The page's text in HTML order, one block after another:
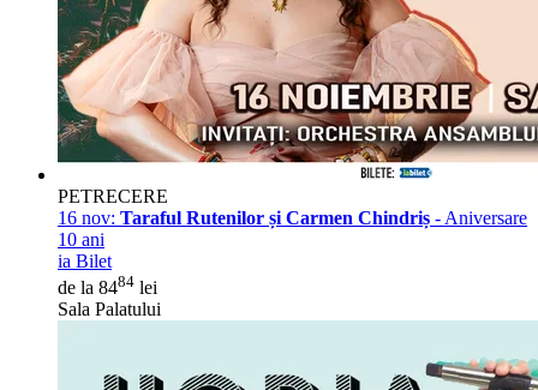
PETRECERE
16 nov: Taraful Rutenilor și Carmen Chindriș - Aniversare
10 ani
ia Bilet
de la 8484 lei
Sala Palatului